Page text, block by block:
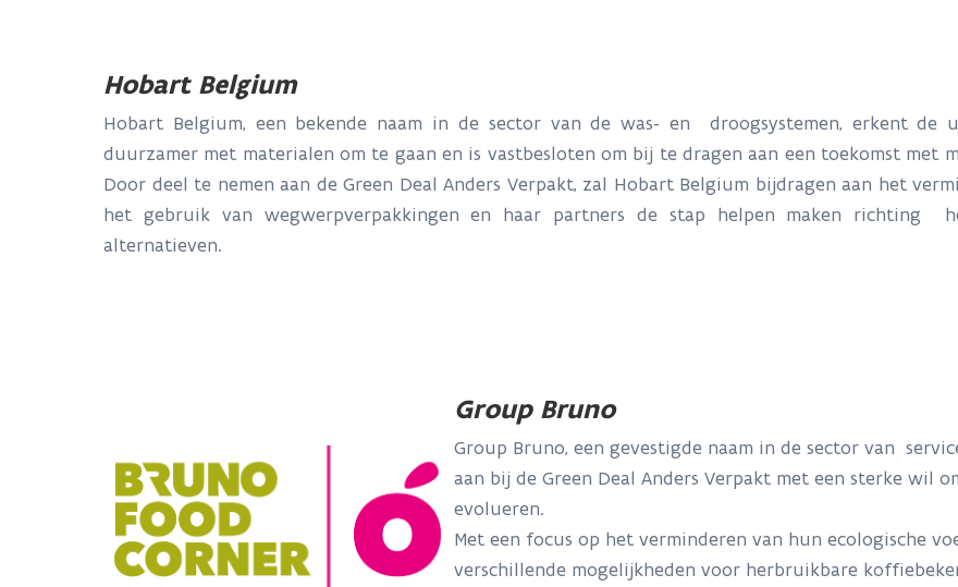
Hobart Belgium
Hobart Belgium, een bekende naam in de sector van de was- en droogsystemen, erkent de
duurzamer met materialen om te gaan en is vastbesloten om bij te dragen aan een toekomst met
Door deel te nemen aan de Green Deal Anders Verpakt, zal Hobart Belgium bijdragen aan het
het gebruik van wegwerpverpakkingen en haar partners de stap helpen maken richting
alternatieven.
Group Bruno
Group Bruno, een gevestigde naam in de sector van
aan bij de Green Deal Anders Verpakt met een sterke wil
evolueren.
Met een focus op het verminderen van hun ecologische
verschillende mogelijkheden voor herbruikbare